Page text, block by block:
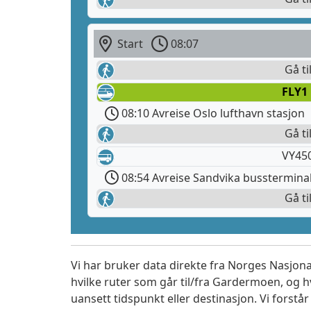
Start
08:07
Gå
08:10 Avreise Oslo lufthavn stasjon
Gå
08:54 Avreise Sandvika
Gå
Vi har bruker data direkte fra Norges
hvilke ruter som går til/fra Gardermoen, og
uansett tidspunkt eller destinasjon. Vi